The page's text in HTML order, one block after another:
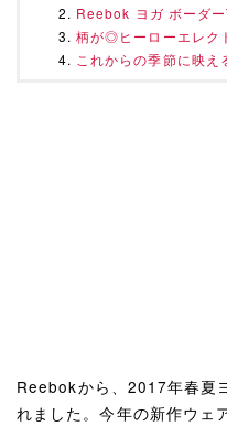
Reebok ヨガ ボーダー
柄が◎ヒーローエレク
これからの季節に映
Reebokから、2017年春夏
れました。今年の新作ウェ